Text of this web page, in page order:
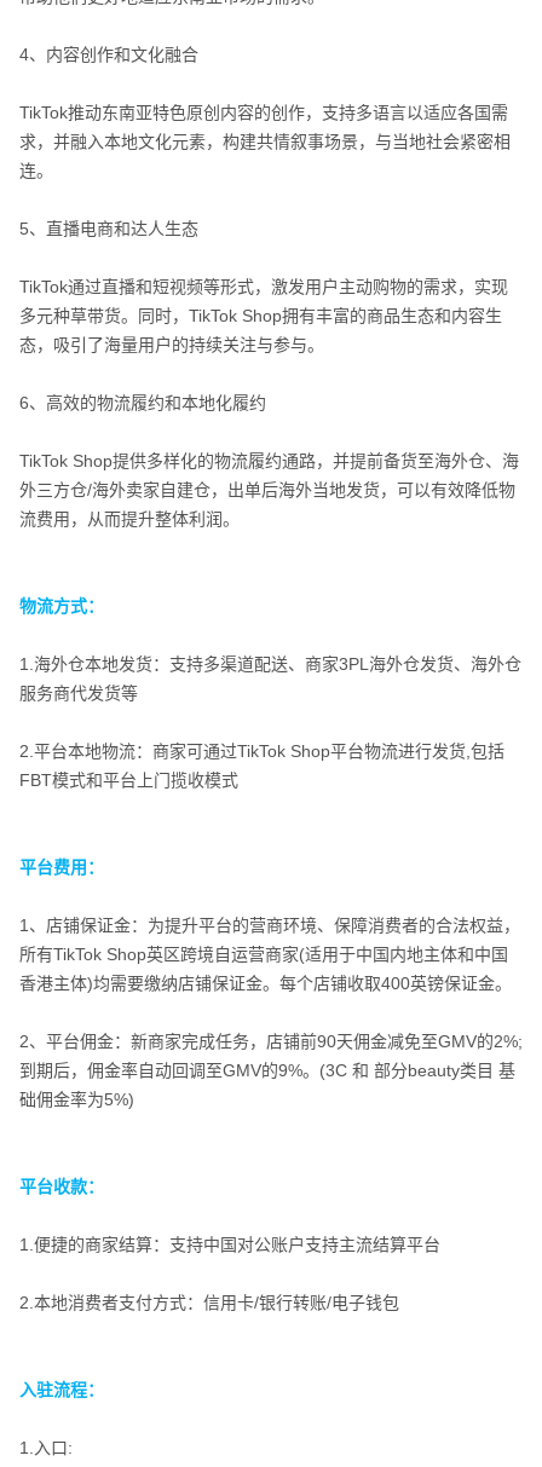
4、内容创作和文化融合
TikTok推动东南亚特色原创内容的创作，支持多语言以适应各国需
求，并融入本地文化元素，构建共情叙事场景，与当地社会紧密相
连。
5、直播电商和达人生态
TikTok通过直播和短视频等形式，激发用户主动购物的需求，实现
多元种草带货。同时，TikTok Shop拥有丰富的商品生态和内容生
态，吸引了海量用户的持续关注与参与。
6、高效的物流履约和本地化履约
TikTok Shop提供多样化的物流履约通路，并提前备货至海外仓、海
外三方仓/海外卖家自建仓，出单后海外当地发货，可以有效降低物
流费用，从而提升整体利润。
物流方式：
1.海外仓本地发货：支持多渠道配送、商家3PL海外仓发货、海外仓
服务商代发货等
2.平台本地物流：商家可通过TikTok Shop平台物流进行发货,包括
FBT模式和平台上门揽收模式
平台费用：
1、店铺保证金：为提升平台的营商环境、保障消费者的合法权益，
所有TikTok Shop英区跨境自运营商家(适用于中国内地主体和中国
香港主体)均需要缴纳店铺保证金。每个店铺收取400英镑保证金。
2、平台佣金：新商家完成任务，店铺前90天佣金减免至GMV的2%;
到期后，佣金率自动回调至GMV的9%。(3C 和 部分beauty类目 基
础佣金率为5%)
平台收款：
1.便捷的商家结算：支持中国对公账户支持主流结算平台
2.本地消费者支付方式：信用卡/银行转账/电子钱包
入驻流程：
1.入口:​
平台费用：